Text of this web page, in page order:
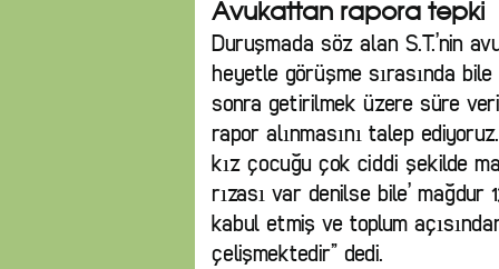
Avukattan rapora tepki
Duruşmada söz alan S.T.’nin
heyetle görüşme sırasında
sonra getirilmek üzere süre
rapor alınmasını talep
kız çocuğu çok ciddi şekilde
rızası var denilse bile’ mağdur
kabul etmiş ve toplum
çelişmektedir” dedi.